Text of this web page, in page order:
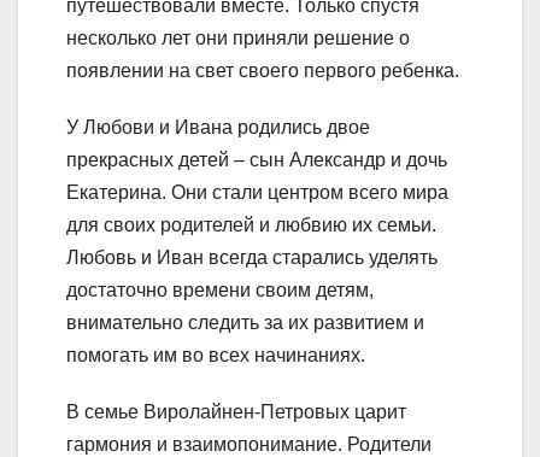
путешествовали вместе. Только спустя
несколько лет они приняли решение о
появлении на свет своего первого ребенка.
У Любови и Ивана родились двое
прекрасных детей – сын Александр и дочь
Екатерина. Они стали центром всего мира
для своих родителей и любвию их семьи.
Любовь и Иван всегда старались уделять
достаточно времени своим детям,
внимательно следить за их развитием и
помогать им во всех начинаниях.
В семье Виролайнен-Петровых царит
гармония и взаимопонимание. Родители